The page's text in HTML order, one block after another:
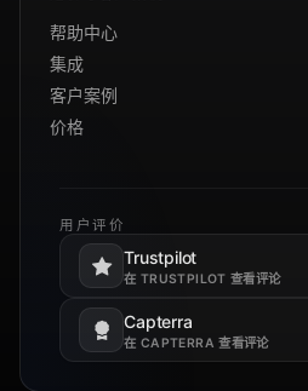
帮助中心
集成
客户案例
价格
用户评价
Trustpilot
在 TRUSTPILOT 查看评论
在新标签页打开。
Capterra
在 CAPTERRA 查看评论
在新标签页打开。